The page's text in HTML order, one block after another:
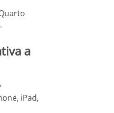
a
iPad,